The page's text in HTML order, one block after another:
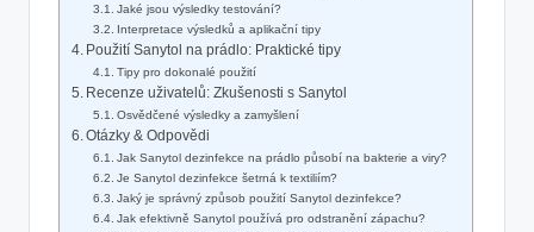
Jaké jsou výsledky testování?
Interpretace výsledků a aplikační tipy
Použití Sanytol na prádlo: Praktické tipy
Tipy pro dokonalé použití
Recenze uživatelů: Zkušenosti s Sanytol
Osvědčené výsledky a zamyšlení
Otázky & Odpovědi
Jak Sanytol dezinfekce na prádlo působí na bakterie a viry?
Je Sanytol dezinfekce šetrná k textiliím?
Jaký je správný způsob použití Sanytol dezinfekce?
Jak efektivně Sanytol používá pro odstranění zápachu?